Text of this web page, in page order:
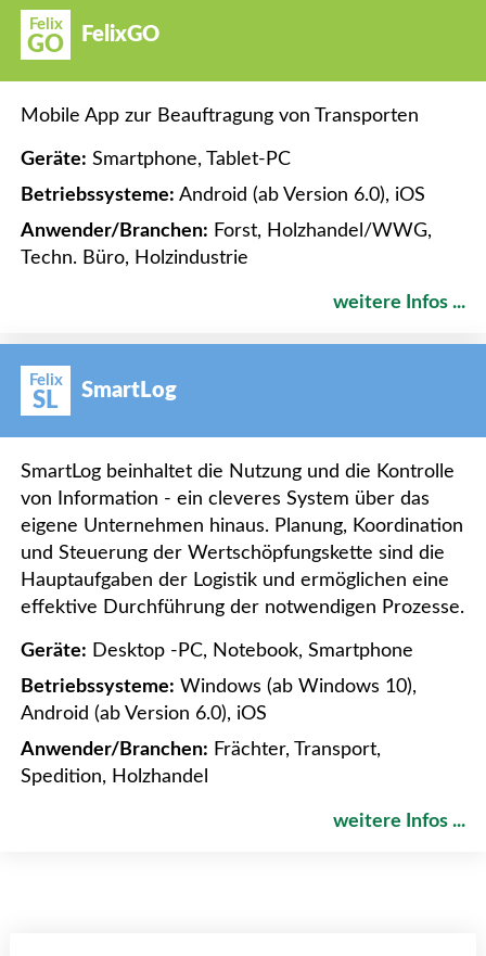
Felix
GO FelixGO
Mobile App zur Beauftragung von Transporten
Geräte: Smartphone, Tablet-PC
Betriebssysteme: Android (ab Version 6.0), iOS
Anwender/Branchen: Forst, Holzhandel/WWG,
Techn. Büro, Holzindustrie
weitere Infos ...
Felix
SL SmartLog
SmartLog beinhaltet die Nutzung und die Kontrolle
von Information - ein cleveres System über das
eigene Unternehmen hinaus. Planung, Koordination
und Steuerung der Wertschöpfungskette sind die
Hauptaufgaben der Logistik und ermöglichen eine
effektive Durchführung der notwendigen Prozesse.
Geräte: Desktop -PC, Notebook, Smartphone
Betriebssysteme: Windows (ab Windows 10),
Android (ab Version 6.0), iOS
Anwender/Branchen: Frächter, Transport,
Spedition, Holzhandel
weitere Infos ...